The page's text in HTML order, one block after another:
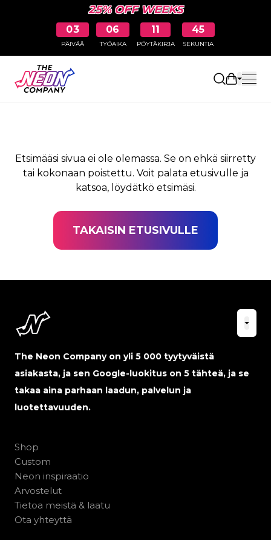
25% OFF WEEKS
03
PÄIVÄÄ
06
TYÖAIKA
11
PÖYTÄKIRJA
45
SEKUNTIA
Avaa
SIVUA EI LÖYDY
Etsimääsi sivua ei ole olemassa. Se on ehkä siirretty
tai kokonaan poistettu. Voit palata etusivulle ja
katsoa, löydätkö etsimäsi.
TAKAISIN ETUSIVULLE
The Neon Company on yli 5 000 tyytyväistä
asiakasta, ja sen Google-luokitus on 5 tähteä, ja se
takaa aina parhaan laadun, palvelun ja
luotettavuuden.
Shop
Custom
Neon inspiraatio
Arvostelut
Tietoa meistä & laatu
Ota yhteyttä